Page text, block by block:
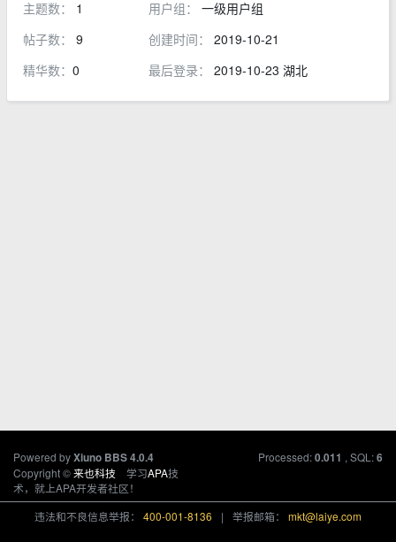
主题数： 1
帖子数： 9
精华数： 0
用户组： 一级用户组
创建时间： 2019-10-21
最后登录： 2019-10-23 湖北
Powered byXiuno BBS4.0.4
Copyright ©来也科技 学习APA技
术，就上APA开发者社区！
Processed:0.011 , SQL:6
违法和不良信息举报： 400-001-8136 | 举报邮箱： mkt@laiye.com